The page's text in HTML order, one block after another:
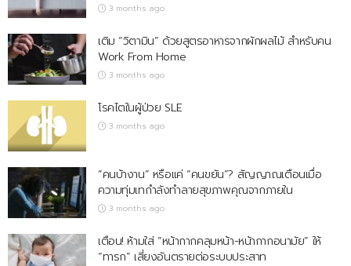
3 months ago
เติม “วิตามิน” ด้วยสูตรอาหารจากผักผลไม้ สำหรับคน
Work From Home
3 months ago
โรคไตในผู้ป่วย SLE
3 months ago
“คนบ้างาน” หรือแค่ “คนขยัน”? สัญญาณเตือนเมื่อ
ความทุ่มเทกำลังทำลายสุขภาพคุณจากภายใน
3 months ago
เตือน! ห้ามใส่ “หน้ากากคลุมหน้า-หน้ากากอนามัย” ให้
“ทารก” เสี่ยงอันตรายต่อระบบประสาท